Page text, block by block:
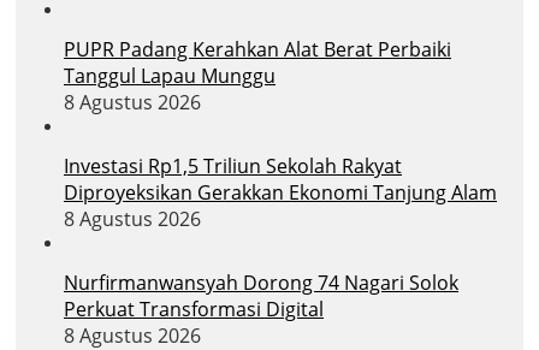
PUPR Padang Kerahkan Alat Berat Perbaiki
Tanggul Lapau Munggu
8 Agustus 2026
Investasi Rp1,5 Triliun Sekolah Rakyat
Diproyeksikan Gerakkan Ekonomi Tanjung Alam
8 Agustus 2026
Nurfirmanwansyah Dorong 74 Nagari Solok
Perkuat Transformasi Digital
8 Agustus 2026